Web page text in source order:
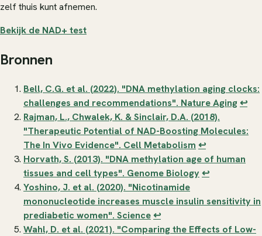
zelf thuis kunt afnemen.
Bekijk de NAD+ test
Bronnen
Bell, C.G. et al. (2022). "DNA methylation aging clocks:
challenges and recommendations". Nature Aging↩
Rajman, L., Chwalek, K. & Sinclair, D.A. (2018).
"Therapeutic Potential of NAD-Boosting Molecules:
The In Vivo Evidence". Cell Metabolism ↩
Horvath, S. (2013). "DNA methylation age of human
tissues and cell types". Genome Biology↩
Yoshino, J. et al. (2020). "Nicotinamide
mononucleotide increases muscle insulin sensitivity in
prediabetic women". Science↩
Wahl, D. et al. (2021). "Comparing the Effects of Low-